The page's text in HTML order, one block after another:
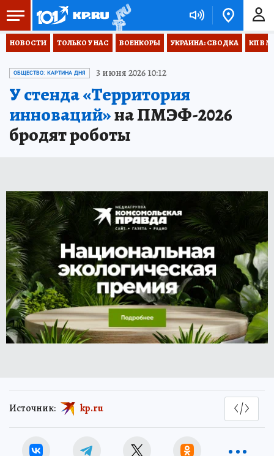
НОВОСТИ ТОЛЬКО У НАС ВОЕНКОРЫ УКРАИНА: СВОДКА КП В
ОБЩЕСТВО: КАРТИНА ДНЯ 3 июня 2026 10:12
У стенда «Территория
инноваций»на ПМЭФ-2026
бродят роботы
Источник: kp.ru